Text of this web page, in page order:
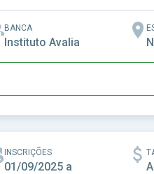
BANCA
Instituto Avalia
INSCRIÇÕES
01/09/2025 a